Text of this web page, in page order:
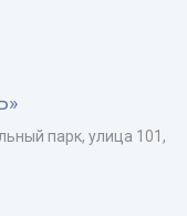
парк, улица 101,